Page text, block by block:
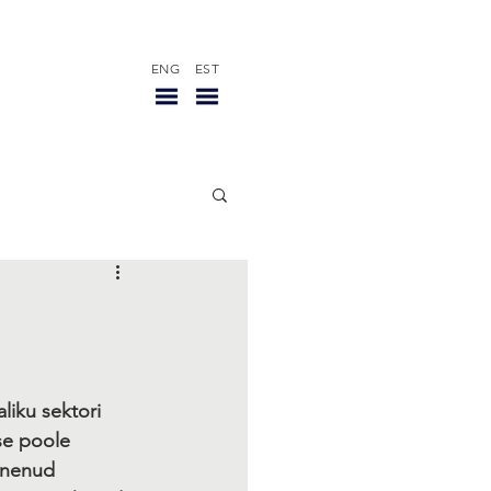
ENG EST
sektori
poole